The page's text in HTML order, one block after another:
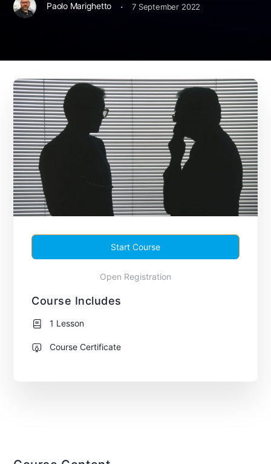
Paolo Marighetto · 7 September 2022
Start Course
Open Registration
Course Includes
1 Lesson
Course Certificate